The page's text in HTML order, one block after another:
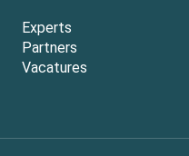
Experts
Partners
Vacatures